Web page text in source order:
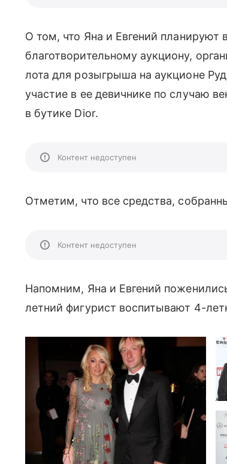
О том, что Яна и Евгений планируют
благотворительному аукциону,
лота для розыгрыша на аукционе
участие в ее девичнике по случаю
в бутике Dior.
Контент недоступен
Отметим, что все средства,
Контент недоступен
Напомним, Яна и Евгений
летний фигурист воспитывают 4-